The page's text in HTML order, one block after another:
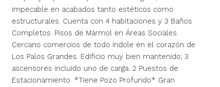
impecable en acabados tanto estéticos como
estructurales. Cuenta con 4 habitaciones y 3 Baños
Completos. Pisos de Mármol en Áreas Sociales.
Cercano comercios de todo índole en el corazón de
Los Palos Grandes. Edificio muy bien mantenido; 3
ascensores incluido uno de carga. 2 Puestos de
Estacionamiento. *Tiene Pozo Profundo* Gran